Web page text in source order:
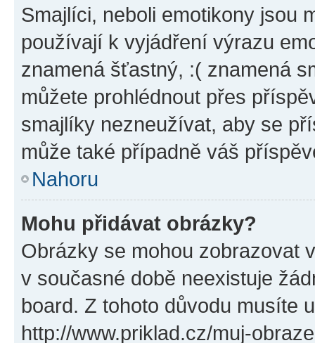
Smajlíci, neboli emotikony jsou
používají k vyjádření výrazu
znamená šťastný, :( znamená
můžete prohlédnout přes
smajlíky nezneužívat, aby se
může také případně váš
Nahoru
Mohu přidávat obrázky?
Obrázky se mohou zobrazovat
v současné době neexistuje
board. Z tohoto důvodu musíte
http://www.priklad.cz/muj-